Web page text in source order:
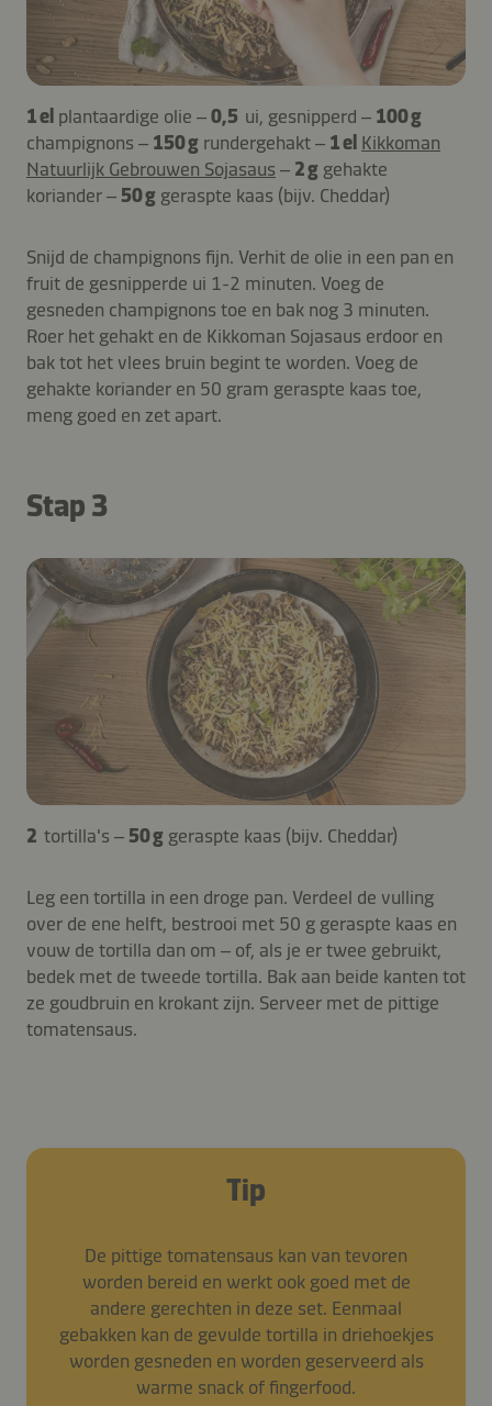
1 el plantaardige olie –0,5 ui, gesnipperd – 100 g
champignons – 150 g rundergehakt – 1 el Kikkoman
Natuurlijk Gebrouwen Sojasaus – 2 ggehakte
koriander – 50 ggeraspte kaas (bijv. Cheddar)
Snijd de champignons fijn. Verhit de olie in een pan en
fruit de gesnipperde ui 1-2 minuten. Voeg de
gesneden champignons toe en bak nog 3 minuten.
Roer het gehakt en de Kikkoman Sojasaus erdoor en
bak tot het vlees bruin begint te worden. Voeg de
gehakte koriander en 50 gram geraspte kaas toe,
meng goed en zet apart.
Stap 3
2 tortilla's – 50 g geraspte kaas (bijv. Cheddar)
Leg een tortilla in een droge pan. Verdeel de vulling
over de ene helft, bestrooi met 50 g geraspte kaas en
vouw de tortilla dan om – of, als je er twee gebruikt,
bedek met de tweede tortilla. Bak aan beide kanten tot
ze goudbruin en krokant zijn. Serveer met de pittige
tomatensaus.
Tip
De pittige tomatensaus kan van tevoren
worden bereid en werkt ook goed met de
andere gerechten in deze set. Eenmaal
gebakken kan de gevulde tortilla in driehoekjes
worden gesneden en worden geserveerd als
warme snack of fingerfood.